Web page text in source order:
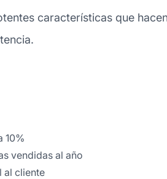
características que
10%
vendidas al año
al cliente